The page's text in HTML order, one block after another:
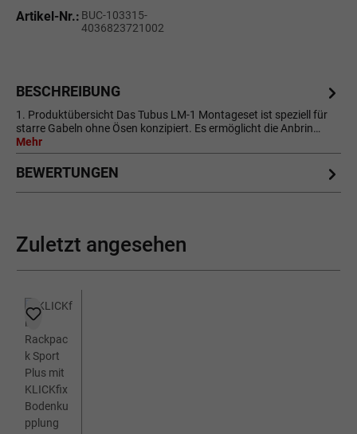
Artikel-Nr.: BUC-103315-
4036823721002
BESCHREIBUNG
1. Produktübersicht Das Tubus LM-1 Montageset ist speziell für
starre Gabeln ohne Ösen konzipiert. Es ermöglicht die Anbrin…
Mehr
BEWERTUNGEN
Zuletzt angesehen